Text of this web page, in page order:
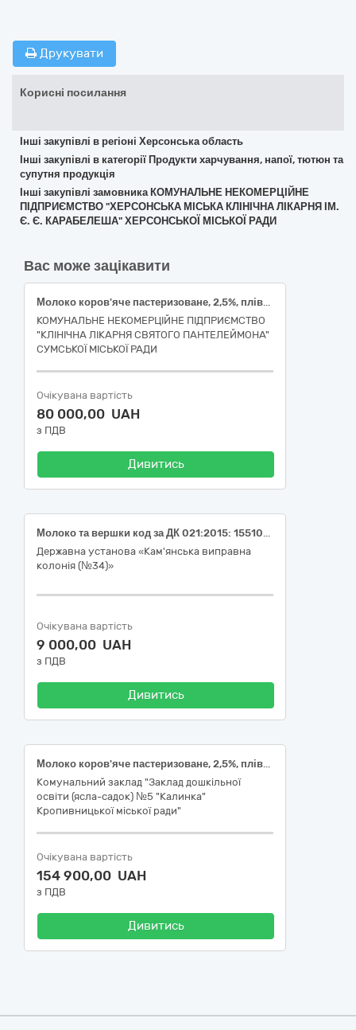
Друкувати
Корисні посилання
Інші закупівлі в регіоні Херсонська область
Інші закупівлі в категорії Продукти харчування, напої, тютюн та
супутня продукція
Інші закупівлі замовника КОМУНАЛЬНЕ НЕКОМЕРЦІЙНЕ
ПІДПРИЄМСТВО "ХЕРСОНСЬКА МІСЬКА КЛІНІЧНА ЛІКАРНЯ ІМ.
Є. Є. КАРАБЕЛЕША" ХЕРСОНСЬКОЇ МІСЬКОЇ РАДИ
Вас може зацікавити
Молоко коров'яче пастеризоване, 2,5%, плівка поліетиленова, ДСТУ 2661, 900-1000г
КОМУНАЛЬНЕ НЕКОМЕРЦІЙНЕ ПІДПРИЄМСТВО
"КЛІНІЧНА ЛІКАРНЯ СВЯТОГО ПАНТЕЛЕЙМОНА"
СУМСЬКОЇ МІСЬКОЇ РАДИ
Очікувана вартість
80 000,00 UAH
з ПДВ
Дивитись
Молоко та вершки код за ДК 021:2015: 15510000-6 (Молоко ультрапастеризоване 2,5 % жиру, молоко ультрапастеризоване 3,2 % жиру)
Державна установа «Кам'янська виправна
колонія (№34)»
Очікувана вартість
9 000,00 UAH
з ПДВ
Дивитись
Молоко коров'яче пастеризоване, 2,5%, плівка поліетиленова, ДСТУ 2661, 900-1000г; Молоко коров'яче
Комунальний заклад "Заклад дошкільної
освіти (ясла-садок) №5 "Калинка"
Кропивницької міської ради"
Очікувана вартість
154 900,00 UAH
з ПДВ
Дивитись